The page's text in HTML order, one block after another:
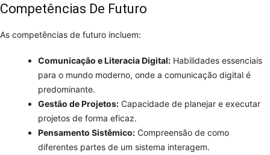
Competências De Futuro
As competências de futuro incluem:
Comunicação e Literacia Digital: Habilidades essenciais
para o mundo moderno, onde a comunicação digital é
predominante.
Gestão de Projetos: Capacidade de planejar e executar
projetos de forma eficaz.
Pensamento Sistêmico: Compreensão de como
diferentes partes de um sistema interagem.